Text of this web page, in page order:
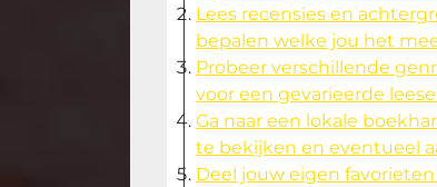
Lees recensies en
bepalen welke jou het
Probeer verschillende
voor een gevarieerde
Ga naar een lokale
te bekijken en eventueel
Deel jouw eigen